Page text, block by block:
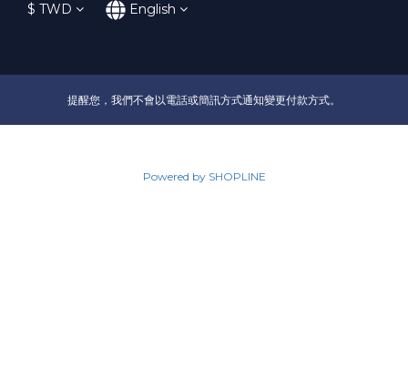
$ TWD English
提醒您，我們不會以電話或簡訊方式通知變更付款方式。
Powered by SHOPLINE